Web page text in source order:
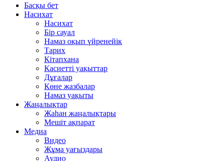
Басқы бет
Насихат
Насихат
Бір сауал
Намаз оқып үйренейік
Тарих
Кітапхана
Касиетті уақыттар
Дұғалар
Көне жазбалар
Намаз уақыты
Жаңалықтар
Жаһан жаңалықтары
Мешіт ақпарат
Медиа
Видео
Жұма уағыздары
Аудио